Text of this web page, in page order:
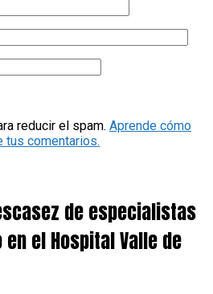
reducir el spam. Aprende cómo
tus comentarios.
de especialistas
el Hospital Valle de